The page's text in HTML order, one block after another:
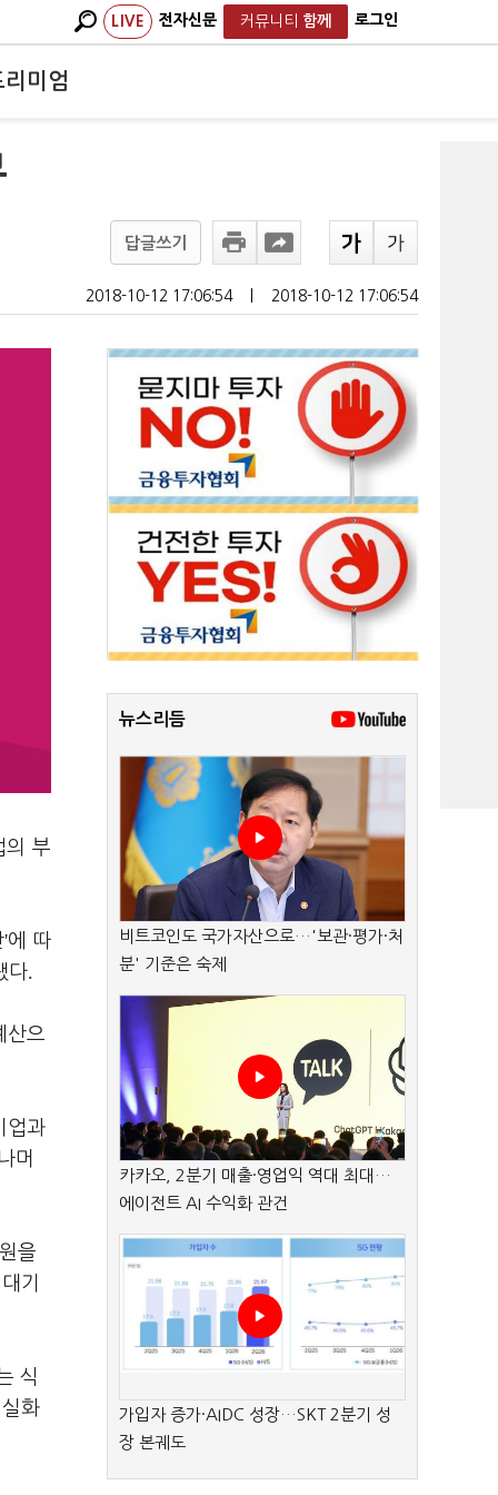
LIVE 전자신문 커뮤니티 함께 로그인
리미엄
답글쓰기
2018-10-12 17:06:54 2018-10-12 17:06:54
의 부
'에 따
다.
산으
업과
머
을
대기
식
화
뉴스리듬
비트코인도 국가자산으로…'보관·평가·처
분' 기준은 숙제
카카오, 2분기 매출·영업익 역대 최대…
에이전트 AI 수익화 관건
가입자 증가·AIDC 성장…SKT 2분기 성
장 본궤도